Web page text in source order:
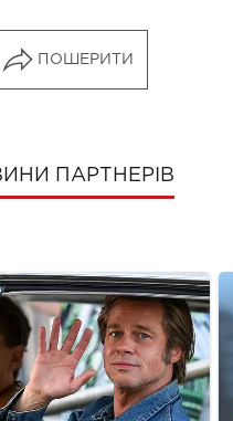
ПОШЕРИТИ
ПАРТНЕРІВ